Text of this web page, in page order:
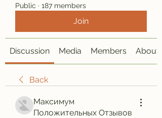
Public · 187 members
Join
Discussion Media Members About
Back
Максимум
Положительных Отзывов